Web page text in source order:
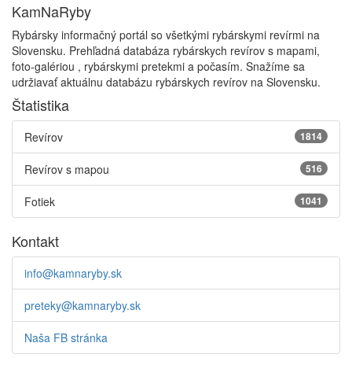
KamNaRyby
Rybársky informačný portál so všetkými rybárskymi revírmi na
Slovensku. Prehľadná databáza rybárskych revírov s mapami,
foto-galériou , rybárskymi pretekmi a počasím. Snažíme sa
udržiavať aktuálnu databázu rybárskych revírov na Slovensku.
Štatistika
1814
Revírov
516
Revírov s mapou
1041
Fotiek
Kontakt
info@kamnaryby.sk
preteky@kamnaryby.sk
Naša FB stránka